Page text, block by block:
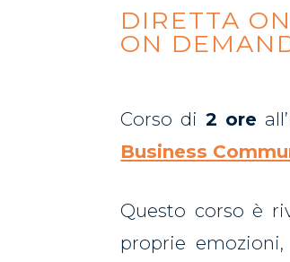
DIRETTA
ON
Corso di 2 ore
Business
Questo corso è
proprie